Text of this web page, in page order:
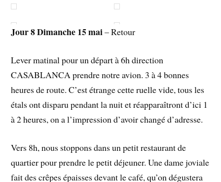
Jour 8 Dimanche 15 mai– Retour
Lever matinal pour un départ à 6h direction
CASABLANCA prendre notre avion. 3 à 4 bonnes
heures de route. C’est étrange cette ruelle vide, tous les
étals ont disparu pendant la nuit et réapparaîtront d’ici 1
à 2 heures, on a l’impression d’avoir changé d’adresse.
Vers 8h, nous stoppons dans un petit restaurant de
quartier pour prendre le petit déjeuner. Une dame joviale
fait des crêpes épaisses devant le café, qu’on dégustera